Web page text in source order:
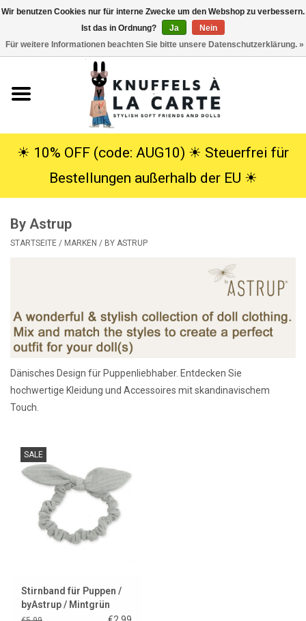
Kuscheltiere
SALE
Lookbooks
Marken
☀︎ 10% OFF (code: AUG10) ☀︎ Steuerfrei für
Bestellungen außerhalb der EU ☀︎
By Astrup
STARTSEITE / MARKEN / BY ASTRUP
Dänisches Design für Puppenliebhaber. Entdecken Sie
hochwertige Kleidung und Accessoires mit skandinavischem
Touch.
SALE
Stirnband für Puppen /
byAstrup / Mintgrün
Wir benutzen Cookies nur für interne Zwecke um den Webshop zu verbessern.
Ist das in Ordnung?
Ja
Nein
Für weitere Informationen beachten Sie bitte unsere Datenschutzerklärung. »